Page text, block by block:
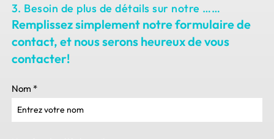
3. Besoin de plus de détails sur notre ……
Remplissez simplement notre formulaire de
contact, et nous serons heureux de vous
contacter!
Nom *